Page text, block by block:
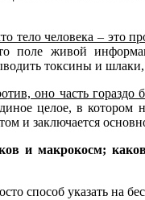
человека – это
живой
токсины и
оно часть
целое, в котором
и заключается
и макрокосм;
способ указать